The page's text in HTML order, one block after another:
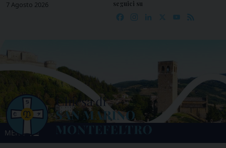
Skip7 Agosto 2026 seguici su
Facebook
Instagram
LinkedIn YouTube
MENU